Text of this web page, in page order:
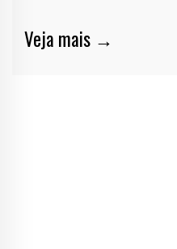
Veja mais →